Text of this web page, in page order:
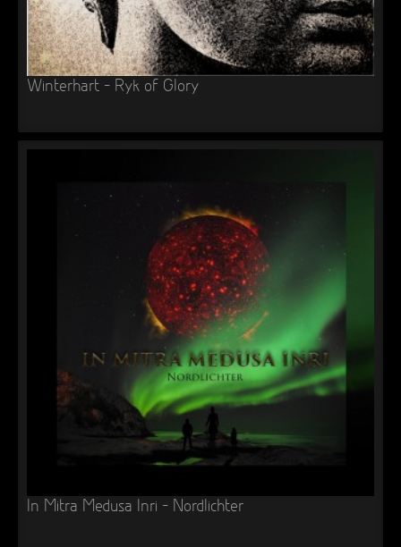
Winterhart – Ryk of Glory
In Mitra Medusa Inri – Nordlichter